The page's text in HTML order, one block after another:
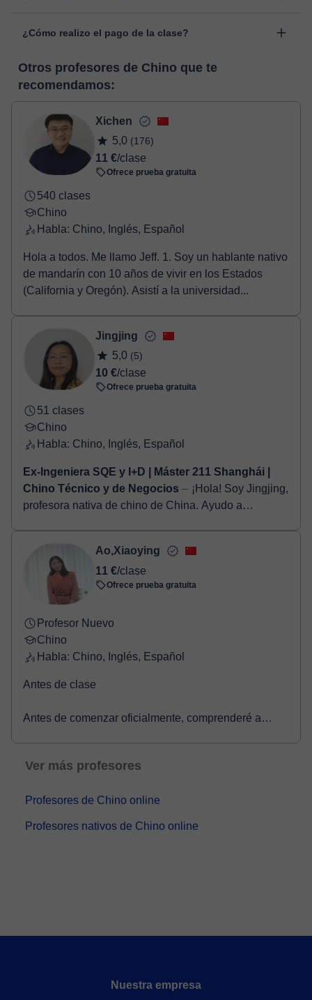
desarrollada para el ámbito formativo con muchas
pizarra virtual o el editor de textos a tiempo real. En el siguiente
enlace puedes ver una demo del aula y conocerla:
virtual
¿Cómo realizo el pago de la clase?
horas, podrás realizar el pago mediante tarjeta de débito o
crédito.
Una vez realices el pago de la clase, recibirás un e-mail de
confirmación de la reserva.
Otros profesores de Chino que te
recomendamos:
Xichen
5,0 (176)
11 €/clase
Ofrece prueba gratuita
540 clases
Chino
Habla: Chino, Inglés, Español
Hola a todos. Me llamo Jeff. 1. Soy un hablante nativo
de mandarín con 10 años de vivir en los Estados
(California y Oregón). Asistí a la universidad...
Jingjing
5,0 (5)
10 €/clase
Ofrece prueba gratuita
51 clases
Chino
Habla: Chino, Inglés, Español
Ex-Ingeniera SQE y I+D | Máster 211 Shanghái |
Chino Técnico y de Negocios ⏤ ¡Hola! Soy Jingjing,
profesora nativa de chino de China. Ayudo a
Ao,Xiaoying
11 €/clase
Ofrece prueba gratuita
Profesor Nuevo
Chino
Habla: Chino, Inglés, Español
Antes de clase
Antes de comenzar oficialmente, comprenderé a
Ver más profesores
Profesores de Chino online
Profesores nativos de Chino online
Nuestra empresa